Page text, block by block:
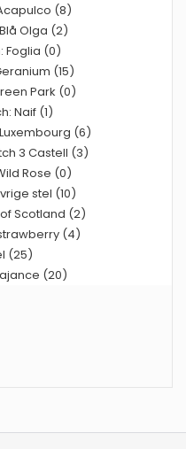
(8)
Olga (2)
Foglia (0)
(15)
Park (0)
Naif (1)
(6)
3 Castell (3)
Rose (0)
stel (10)
Scotland (2)
(4)
(25)
(20)